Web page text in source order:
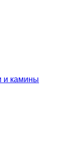
и камины